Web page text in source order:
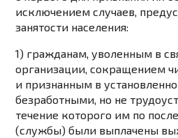
исключением случаев,
занятости населения:
1) гражданам, уволенным в
организации, сокращением
и признанным в
безработными, но не
течение которого им по
(службы) были выплачены